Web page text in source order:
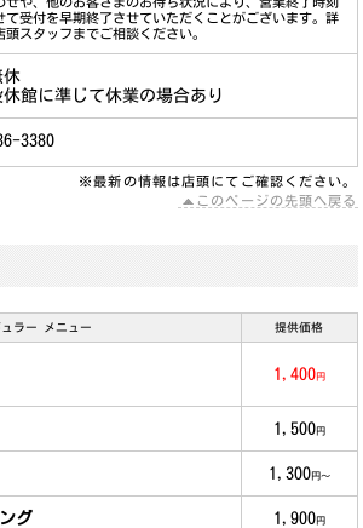
て受付を早期終了させていただくことがございます。詳
頭スタッフまでご相談ください。
休
館に準じて休業の場合あり
3380
※最新の情報は店頭にてご確認ください。
このページの先頭へ戻る
ュラー メニュー 提供価格
1,400円
1,500円
1,300円～
グ 1,900円